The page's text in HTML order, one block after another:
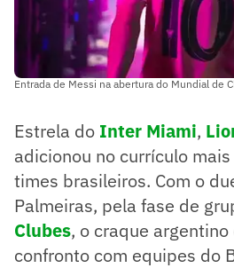
Entrada de Messi na abertura do Mundial de
Estrela do Inter Miami,
adicionou no currículo
times brasileiros. Com o
Palmeiras, pela fase de
Clubes, o craque
confronto com equipes do